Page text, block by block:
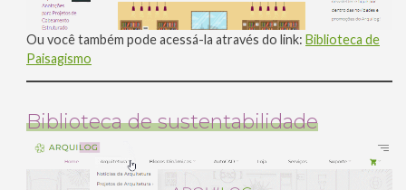
Ou você também pode acessá-la através do link:Biblioteca de
Paisagismo
Biblioteca de sustentabilidade